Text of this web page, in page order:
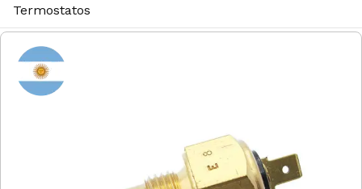
Termostatos